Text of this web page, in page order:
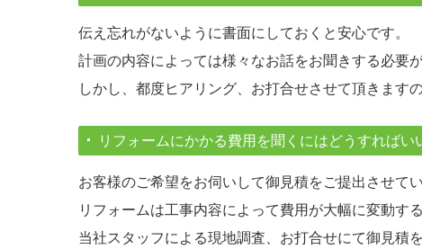
伝え忘れがないように書面にしておくと安心です。
計画の内容によっては様々なお話をお聞きする必要が
しかし、都度ヒアリング、お打合せさせて頂きます
リフォームにかかる費用を聞くにはどうすればい
お客様のご希望をお伺いして御見積をご提出させて
リフォームは工事内容によって費用が大幅に変動す
当社スタッフによる現地調査、お打合せにて御見積